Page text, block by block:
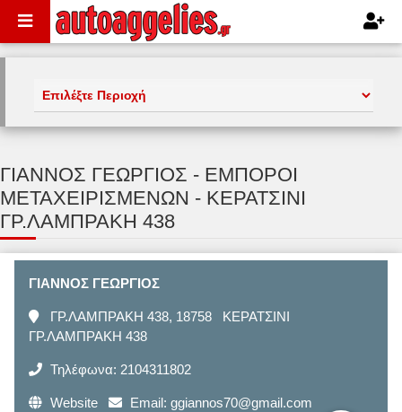
ΓΙΑΝΝΟΣ ΓΕΩΡΓΙΟΣ - ΕΜΠΟΡΟΙ
ΜΕΤΑΧΕΙΡΙΣΜΕΝΩΝ - ΚΕΡΑΤΣΙΝΙ
ΓΡ.ΛΑΜΠΡΑΚΗ 438
ΓΙΑΝΝΟΣ ΓΕΩΡΓΙΟΣ
ΓΡ.ΛΑΜΠΡΑΚΗ 438, 18758 ΚΕΡΑΤΣΙΝΙ
ΓΡ.ΛΑΜΠΡΑΚΗ 438
Τηλέφωνα: 2104311802
Website Email: ggiannos70@gmail.com